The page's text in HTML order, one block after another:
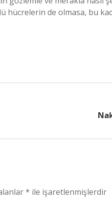
hücrelerin de olmasa, bu
* ile işaretlenmişlerdir